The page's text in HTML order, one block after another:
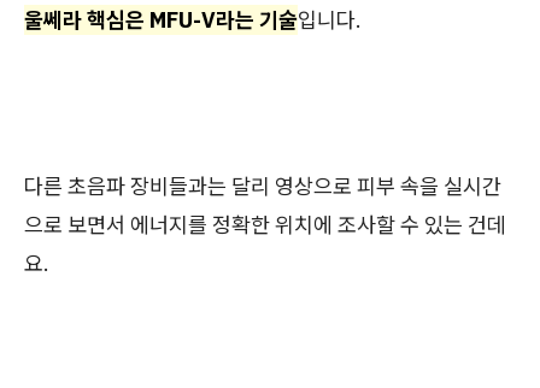
울쎄라 핵심은 MFU-V라는 기술입니다.
다른 초음파 장비들과는 달리 영상으로 피부 속을 실시간
으로 보면서 에너지를 정확한 위치에 조사할 수 있는 건데
요.